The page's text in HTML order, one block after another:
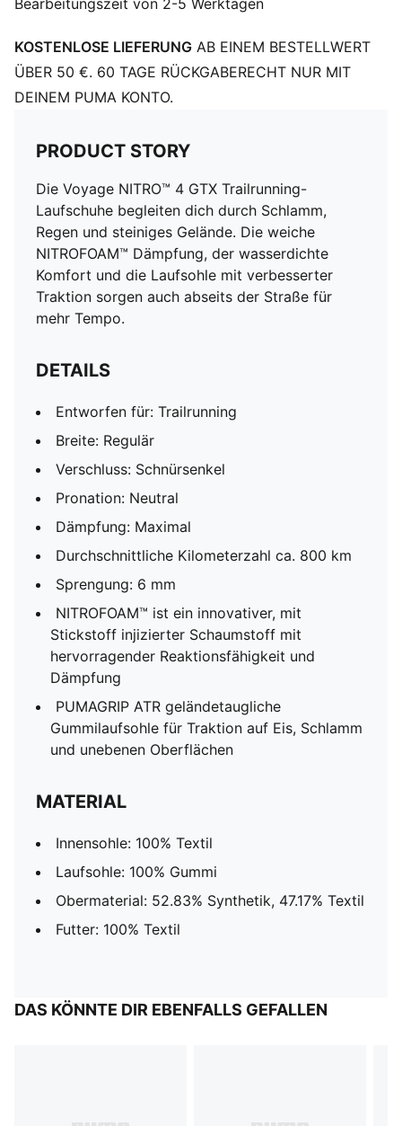
Bearbeitungszeit von 2-5 Werktagen
KOSTENLOSE LIEFERUNG AB EINEM BESTELLWERT
ÜBER 50 €. 60 TAGE RÜCKGABERECHT NUR MIT
DEINEM PUMA KONTO.
PRODUCT STORY
Die Voyage NITRO™ 4 GTX Trailrunning-
Laufschuhe begleiten dich durch Schlamm,
Regen und steiniges Gelände. Die weiche
NITROFOAM™ Dämpfung, der wasserdichte
Komfort und die Laufsohle mit verbesserter
Traktion sorgen auch abseits der Straße für
mehr Tempo.
DETAILS
Entworfen für: Trailrunning
Breite: Regulär
Verschluss: Schnürsenkel
Pronation: Neutral
Dämpfung: Maximal
Durchschnittliche Kilometerzahl ca. 800 km
Sprengung: 6 mm
NITROFOAM™ ist ein innovativer, mit
Stickstoff injizierter Schaumstoff mit
hervorragender Reaktionsfähigkeit und
Dämpfung
PUMAGRIP ATR geländetaugliche
Gummilaufsohle für Traktion auf Eis, Schlamm
und unebenen Oberflächen
MATERIAL
Innensohle: 100% Textil
Laufsohle: 100% Gummi
Obermaterial: 52.83% Synthetik, 47.17% Textil
Futter: 100% Textil
DAS KÖNNTE DIR EBENFALLS GEFALLEN